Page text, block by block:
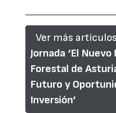
Ver más
Jornada ‘El
Forestal de
Futuro y
Inversión’